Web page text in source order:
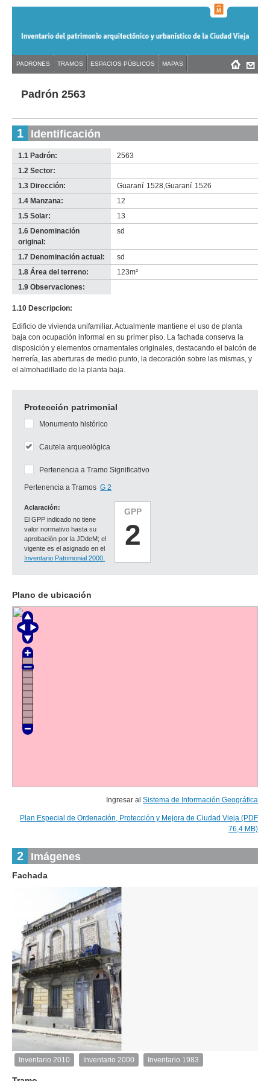
navigation
Back
topPadrón 2563
1 Identificación
1.1 Padrón:
2563
1.2 Sector:
no
info-
1.3 Dirección: Guaraní 1528,Guaraní 1526
1.4 Manzana:
12
1.5 Solar:
13
1.6 Denominación
original:
sd
1.7 Denominación actual:
sd
1.8 Área del terreno:
123m²
1.9 Observaciones:
1.10 Descripcion:
Edificio de vivienda unifamiliar. Actualmente mantiene el uso de planta
baja con ocupación informal en su primer piso. La fachada conserva la
disposición y elementos ornamentales originales, destacando el balcón de
herrería, las aberturas de medio punto, la decoración sobre las mismas, y
el almohadillado de la planta baja.
Protección patrimonial
GPP
2
Aclaración:
El GPP indicado no tiene
valor normativo hasta su
aprobación por la JDdeM; el
vigente es el asignado en el
Inventario Patrimonial 2000.
Monumento histórico
Cautela arqueológica
Pertenencia a Tramo Significativo
Pertenencia a Tramos G 2
Plano de ubicación
Ingresar al Sistema de Información Geográfica
Plan Especial de Ordenación, Protección y Mejora de Ciudad Vieja (PDF
76,4 MB)
2 Imágenes
Fachada
Inventario
2010
Inventario 2010
Inventario 2000
Inventario 1983
Back
to Menú
PADRONES TRAMOS ESPACIOS PÚBLICOS MAPAS